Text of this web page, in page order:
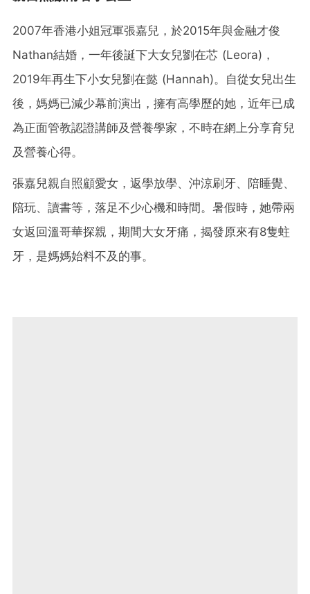
2007年香港小姐冠軍張嘉兒，於2015年與金融才俊
Nathan結婚，一年後誕下大女兒劉在芯 (Leora)，
2019年再生下小女兒劉在懿 (Hannah)。自從女兒出生
後，媽媽已減少幕前演出，擁有高學歷的她，近年已成
為正面管教認證講師及營養學家，不時在網上分享育兒
及營養心得。
張嘉兒親自照顧愛女，返學放學、沖涼刷牙、陪睡覺、
陪玩、讀書等，落足不少心機和時間。暑假時，她帶兩
女返回溫哥華探親，期間大女牙痛，揭發原來有8隻蛀
牙，是媽媽始料不及的事。